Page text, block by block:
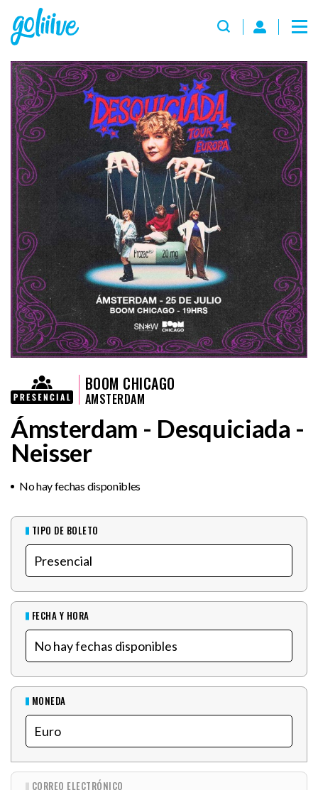
BOOM CHICAGO
AMSTERDAM
Ámsterdam - Desquiciada -
Neisser
No hay fechas disponibles
TIPO DE BOLETO
FECHA Y HORA
MONEDA
CORREO ELECTRÓNICO